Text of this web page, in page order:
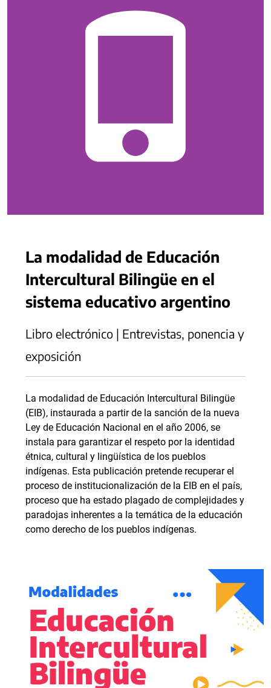
La modalidad de Educación
Intercultural Bilingüe en el
sistema educativo argentino
Libro electrónico | Entrevistas, ponencia y
exposición
La modalidad de Educación Intercultural Bilingüe
(EIB), instaurada a partir de la sanción de la nueva
Ley de Educación Nacional en el año 2006, se
instala para garantizar el respeto por la identidad
étnica, cultural y lingüística de los pueblos
indígenas. Esta publicación pretende recuperar el
proceso de institucionalización de la EIB en el país,
proceso que ha estado plagado de complejidades y
paradojas inherentes a la temática de la educación
como derecho de los pueblos indígenas.